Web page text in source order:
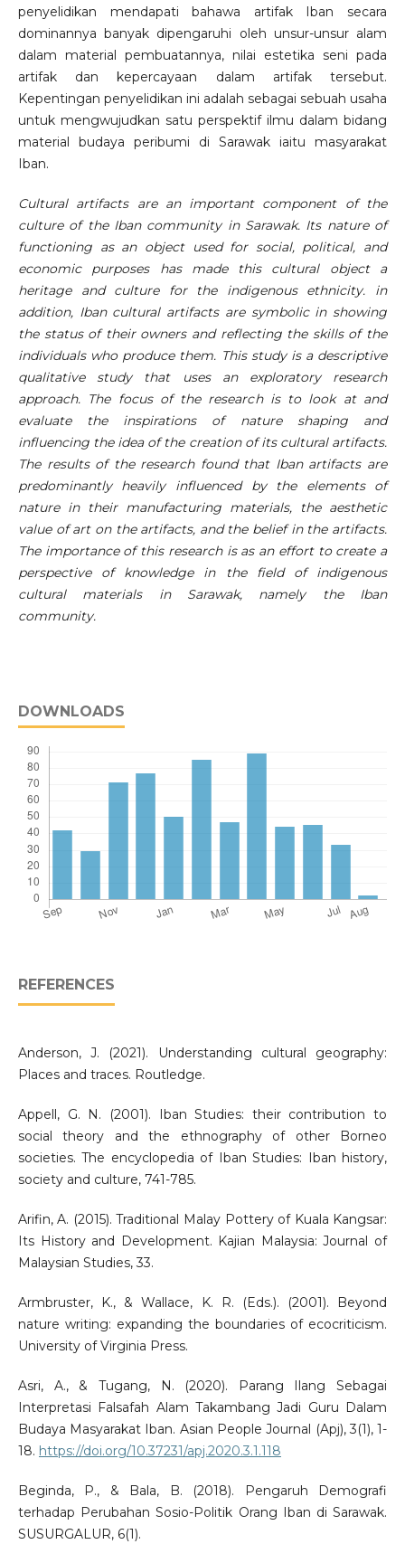
penyelidikan mendapati bahawa artifak Iban secara
dominannya banyak dipengaruhi oleh unsur-unsur alam
dalam material pembuatannya, nilai estetika seni pada
artifak dan kepercayaan dalam artifak tersebut.
Kepentingan penyelidikan ini adalah sebagai sebuah usaha
untuk mengwujudkan satu perspektif ilmu dalam bidang
material budaya peribumi di Sarawak iaitu masyarakat
Iban.
Cultural artifacts are an important component of the
culture of the Iban community in Sarawak. Its nature of
functioning as an object used for social, political, and
economic purposes has made this cultural object a
heritage and culture for the indigenous ethnicity. in
addition, Iban cultural artifacts are symbolic in showing
the status of their owners and reflecting the skills of the
individuals who produce them. This study is a descriptive
qualitative study that uses an exploratory research
approach. The focus of the research is to look at and
evaluate the inspirations of nature shaping and
influencing the idea of ​​the creation of its cultural artifacts.
The results of the research found that Iban artifacts are
predominantly heavily influenced by the elements of
nature in their manufacturing materials, the aesthetic
value of art on the artifacts, and the belief in the artifacts.
The importance of this research is as an effort to create a
perspective of knowledge in the field of indigenous
cultural materials in Sarawak, namely the Iban
community.
DOWNLOADS
REFERENCES
Anderson, J. (2021). Understanding cultural geography:
Places and traces. Routledge.
Appell, G. N. (2001). Iban Studies: their contribution to
social theory and the ethnography of other Borneo
societies. The encyclopedia of Iban Studies: Iban history,
society and culture, 741-785.
Arifin, A. (2015). Traditional Malay Pottery of Kuala Kangsar:
Its History and Development. Kajian Malaysia: Journal of
Malaysian Studies, 33.
Armbruster, K., & Wallace, K. R. (Eds.). (2001). Beyond
nature writing: expanding the boundaries of ecocriticism.
University of Virginia Press.
Asri, A., & Tugang, N. (2020). Parang Ilang Sebagai
Interpretasi Falsafah Alam Takambang Jadi Guru Dalam
Budaya Masyarakat Iban. Asian People Journal (Apj), 3(1), 1-
18. https://doi.org/10.37231/apj.2020.3.1.118
Beginda, P., & Bala, B. (2018). Pengaruh Demografi
terhadap Perubahan Sosio-Politik Orang Iban di Sarawak.
SUSURGALUR, 6(1).